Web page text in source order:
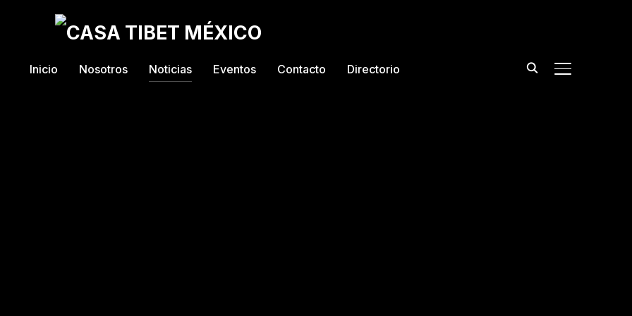
TOGGLE DE
Inicio Nosotros Noticias Eventos Contacto Directorio